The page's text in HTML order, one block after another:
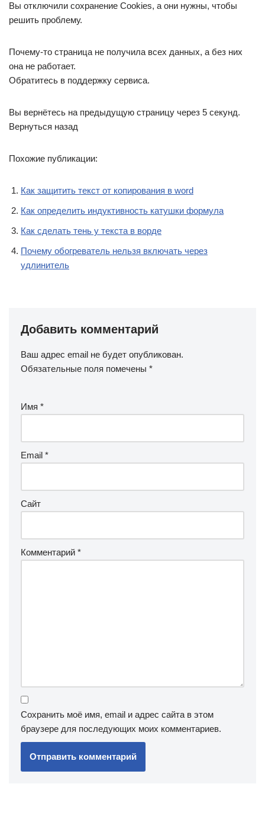
Вы отключили сохранение Cookies, а они нужны, чтобы
решить проблему.
Почему-то страница не получила всех данных, а без них
она не работает.
Обратитесь в поддержку сервиса.
Вы вернётесь на предыдущую страницу через 5 секунд.
Вернуться назад
Похожие публикации:
Как защитить текст от копирования в word
Как определить индуктивность катушки формула
Как сделать тень у текста в ворде
Почему обогреватель нельзя включать через
удлинитель
Добавить комментарий
Ваш адрес email не будет опубликован.
Обязательные поля помечены *
Имя *
Email *
Сайт
Комментарий *
Сохранить моё имя, email и адрес сайта в этом
браузере для последующих моих комментариев.